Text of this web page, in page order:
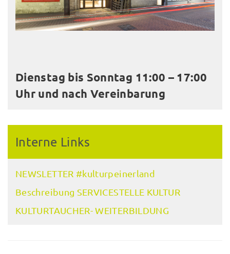
Dienstag bis Sonntag 11:00 – 17:00
Uhr und nach Vereinbarung
Interne Links
NEWSLETTER #kulturpeinerland
Beschreibung SERVICESTELLE KULTUR
KULTURTAUCHER- WEITERBILDUNG